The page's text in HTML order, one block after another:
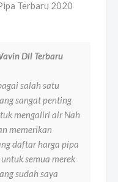
Terbaru 2020
Dll Terbaru
salah satu
sangat penting
mengaliri air Nah
memerikan
daftar harga pipa
semua merek
sudah saya